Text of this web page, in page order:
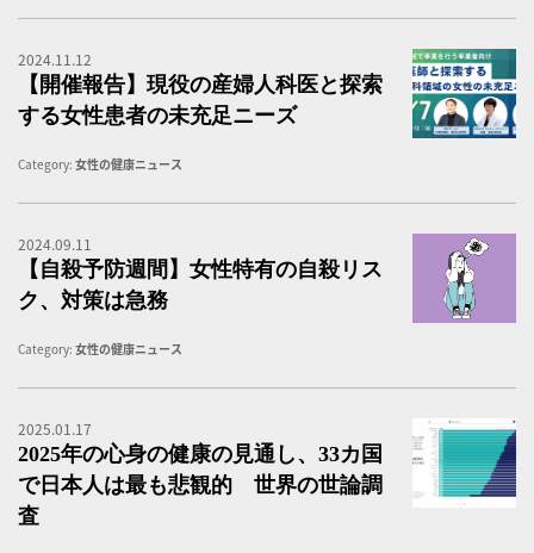
2024.11.12
【開催報告】現役の産婦人科医と探索
する女性患者の未充足ニーズ
Category: 女性の健康ニュース
2024.09.11
【自殺予防週間】女性特有の自殺リス
ク、対策は急務
Category: 女性の健康ニュース
2025.01.17
2025年の心身の健康の見通し、33カ国
で日本人は最も悲観的 世界の世論調
査